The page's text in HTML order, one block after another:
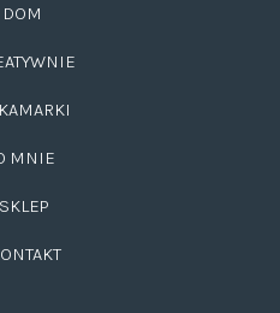
DOM
MNIE